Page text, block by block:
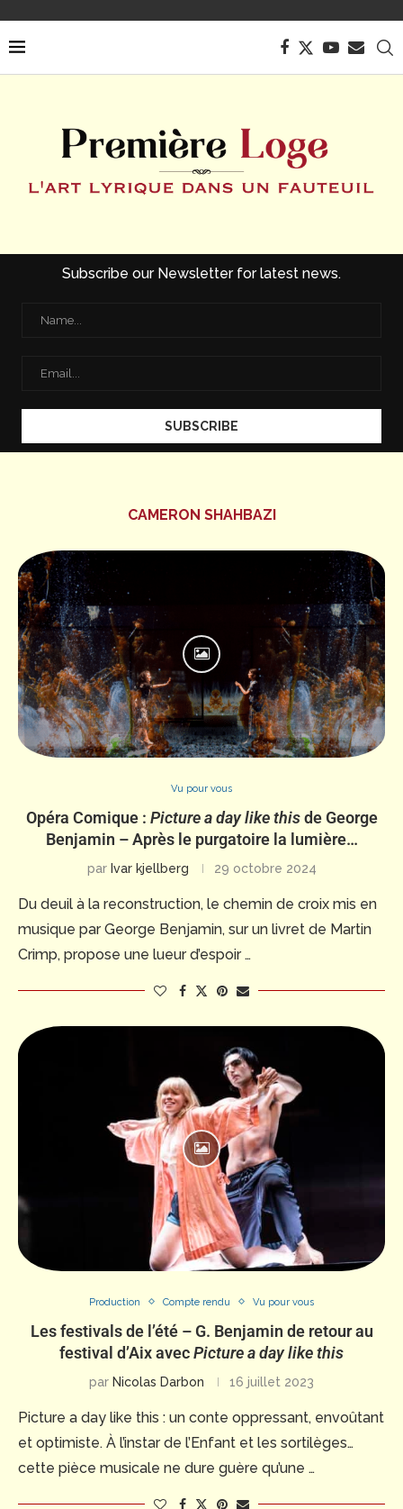
Subscribe our Newsletter for latest news.
CAMERON SHAHBAZI
Vu pour vous
Opéra Comique : Picture a day like thisde George
Benjamin – Après le purgatoire la lumière…
par Ivar kjellberg 29 octobre 2024
Du deuil à la reconstruction, le chemin de croix mis en
musique par George Benjamin, sur un livret de Martin
Crimp, propose une lueur d’espoir …
Production Compte rendu Vu pour vous
Les festivals de l’été – G. Benjamin de retour au
festival d’Aix avecPicture a day like this
par Nicolas Darbon 16 juillet 2023
Picture a day like this : un conte oppressant, envoûtant
et optimiste. À l’instar de l’Enfant et les sortilèges…
cette pièce musicale ne dure guère qu’une …